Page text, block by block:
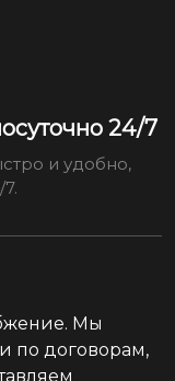
24/7
и удобно,
Мы
по договорам,